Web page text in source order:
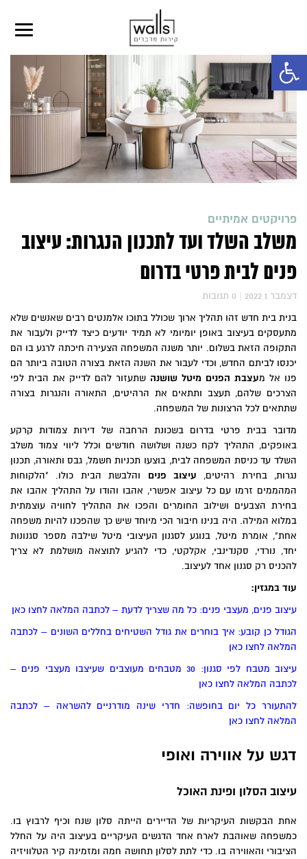
פתח סרגל נגישות
פרויקטים אמיתיים
משלב השלד ועד לתכנון הנגרות: עיצוב
פנים לבית פרטי בדרום
2022 דצמבר 1 0 תגובות
בנית בית חדש זהו תהליך ארוך שכולל בתוכו אלמנטים רבים שאנשים שלא
מתעסקים בעיצוב באופן יומיומי לא תמיד יודעים כיצד לדייק ולעבור את
התקופה הזאת בשלום. יותר משנה המשפחה הצעירה חיכתה לרגע בו הם
יכנסו לביתם החדש, וכדי לעבור את השנה הזאת בצורה הטובה ביותר הם
פנו אל מעצבת הפנים מיטל שושנה שתעזור להם לדייק את הבית לפי
הצרכים שלהם, תעצב ותתאים את הרהיטים, התאורה והנגרות בצורה
שתתאים לכל הרצונות של המשפחה.
מדובר בבית פרטי בדרום בשכונת הרחבה של דירות צמודות קרקע
באופקים, התהליך לקח כשנה ושלושה חודשים וכלל ליווי צמוד משלב
השלד עד כניסת המשפחה לבית, בוצעו תכניות חשמל, גבס ותאורה, תכנון
נגרות, בחירת רהיטים, עיצוב פנים והלבשת הבית כולו. "הלקוחות
המהממים זרמו עם כל עיצוב אפשרי, אהבו והודו על התהליך אהבו את
בחירת הצבעים ושילוב החומרים והפכו את התהליך לחוויה עוצמתית
במלוא המילה. היה בנינו חיבור הכי מיוחד שיש כך שהפכנו להיות משפחה
אחת", אומרת מיטל, בנוגע לסגנון העיצובי מיטל שילבה מספר סגנונות
יחד, נורדי, סקנדינבי, אקלקטי, כדי להגיע לתוצאה מושלמת לא צריך
להכניס רק סגנון אחד לעיצוב.
עוד במגזין:
עיצוב פנים, מעצבי פנים: כל מה שצריך לדעת – לכתבה המלאה לחצו כאן
הגודל כן קובע: איך בוחרים את גודל השטיחים בחללים השונים – לכתבה
המלאה לחצו כאן
עיצוב מטבח לפי סגנון: 30 מטבחים מעוצבים שעיצבו מעצבי פנים –
לכתבה המלאה לחצו כאן
להתעורר כל יום בחופשה: חדרי שינה מודרניים להשראה – לכתבה
המלאה לחצו כאן
דגש על אווירה ואופי
עיצוב הסלון ופינת האוכל
אחת הבקשות העיקריות של הדיירים הייתה סלון שנח וכיף לרבוץ בו.
כמשפחה שאוהבת לארח אחד הדגשים העיקריים בעיצוב היה על החלל
הציבורי והאווירה בו. כדי לתת לסלון תחושה חמה ומזמינה קיר הטלוויזיה